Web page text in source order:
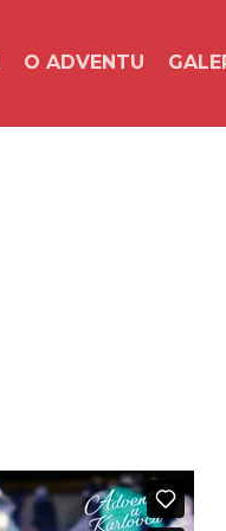
O ADVENTU